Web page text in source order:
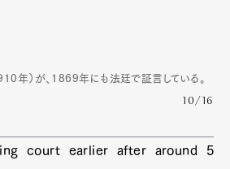
年）が、1869年にも法廷で証言している。
10/16
court earlier after around 5